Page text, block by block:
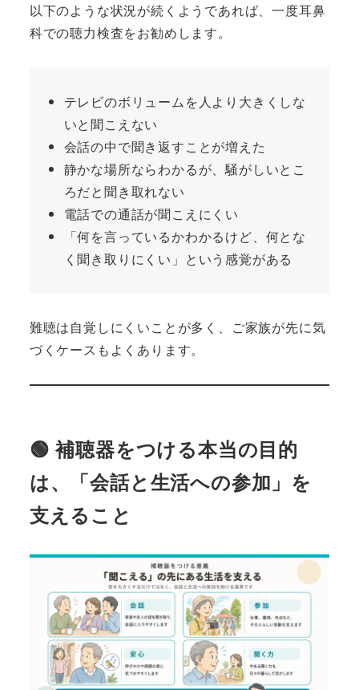
以下のような状況が続くようであれば、一度耳鼻
科での聴力検査をお勧めします。
テレビのボリュームを人より大きくしな
いと聞こえない
会話の中で聞き返すことが増えた
静かな場所ならわかるが、騒がしいとこ
ろだと聞き取れない
電話での通話が聞こえにくい
「何を言っているかわかるけど、何とな
く聞き取りにくい」という感覚がある
難聴は自覚しにくいことが多く、ご家族が先に気
づくケースもよくあります。
🟢 補聴器をつける本当の目的
は、「会話と生活への参加」を
支えること